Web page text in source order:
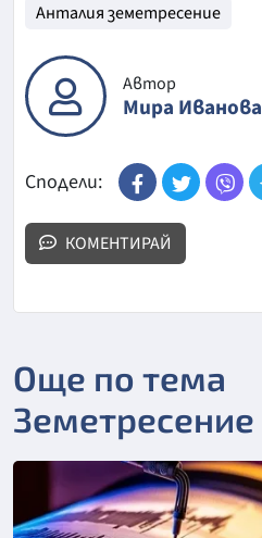
Анталия земетресение
Автор
Мира Иванова
Сподели:
КОМЕНТИРАЙ
Още по тема
Земетресение